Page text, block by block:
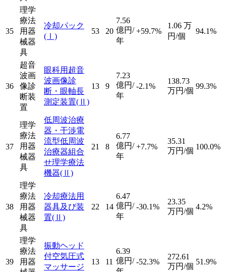
35
理学
療法
用器
械器
具
冷却パック
(Ⅰ)
53 20
7.56
億円/
年
+59.7%
1.06 万
円/個
94.1%
36
超音
波画
像診
断装
置
眼科用超音
波画像診
断・眼軸長
測定装置(Ⅱ)
13 9
7.23
億円/
年
-2.1%
138.73
万円/個
99.3%
37
理学
療法
用器
械器
具
低周波治療
器・干渉電
流型低周波
治療器組合
せ理学療法
機器(Ⅱ)
21 8
6.77
億円/
年
+7.7%
35.31
万円/個 100.0%
38
理学
療法
用器
械器
具
冷却療法用
器具及び装
置(Ⅱ)
22 14
6.47
億円/
年
-30.1%
23.35
万円/個
4.2%
39
理学
療法
用器
振動ヘッド
付空気圧式
マッサージ
13 11
6.39
億円/ -52.3%
272.61
万円/個
51.9%